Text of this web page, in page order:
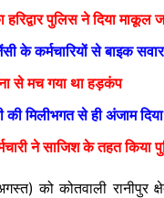
k
e
d
I
n
e
g
r
a
m
s
a
g
e
r
e
पुलिस ने दिया माकूल
के कर्मचारियों से बाइक
से मच गया था हड़कंप
की मिलीभगत से ही अंजाम
ने साजिश के तहत किया
को कोतवाली रानीपुर